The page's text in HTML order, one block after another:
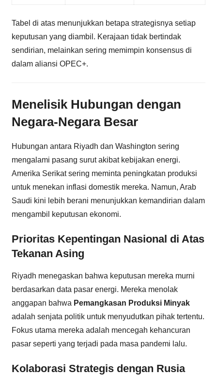
Tabel di atas menunjukkan betapa strategisnya setiap
keputusan yang diambil. Kerajaan tidak bertindak
sendirian, melainkan sering memimpin konsensus di
dalam aliansi OPEC+.
Menelisik Hubungan dengan
Negara-Negara Besar
Hubungan antara Riyadh dan Washington sering
mengalami pasang surut akibat kebijakan energi.
Amerika Serikat sering meminta peningkatan produksi
untuk menekan inflasi domestik mereka. Namun, Arab
Saudi kini lebih berani menunjukkan kemandirian dalam
mengambil keputusan ekonomi.
Prioritas Kepentingan Nasional di Atas
Tekanan Asing
Riyadh menegaskan bahwa keputusan mereka murni
berdasarkan data pasar energi. Mereka menolak
anggapan bahwa Pemangkasan Produksi Minyak
adalah senjata politik untuk menyudutkan pihak tertentu.
Fokus utama mereka adalah mencegah kehancuran
pasar seperti yang terjadi pada masa pandemi lalu.
Kolaborasi Strategis dengan Rusia